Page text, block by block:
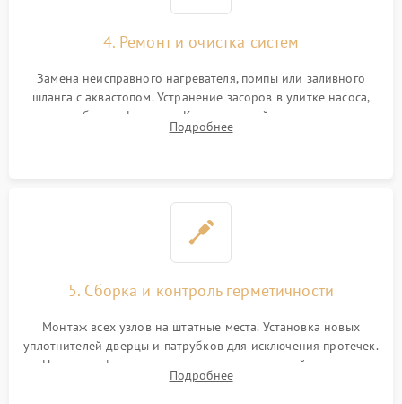
4. Ремонт и очистка систем
Замена неисправного нагревателя, помпы или заливного
шланга с аквастопом. Устранение засоров в улитке насоса,
патрубках и фильтрах. Компонентный ремонт платы
управления, восстановление поврежденной проводки.
Подробнее
5. Сборка и контроль герметичности
Монтаж всех узлов на штатные места. Установка новых
уплотнителей дверцы и патрубков для исключения протечек.
Надежная фиксация хомутов гидравлической системы,
сборка корпуса и установка датчика поплавка.
Подробнее